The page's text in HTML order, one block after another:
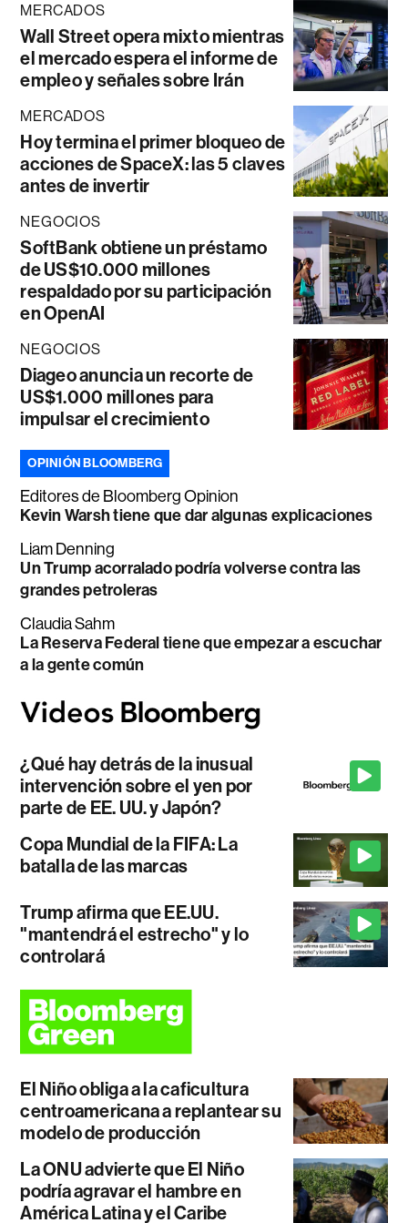
MERCADOS
Wall Street opera mixto mientras
el mercado espera el informe de
empleo y señales sobre Irán
MERCADOS
Hoy termina el primer bloqueo de
acciones de SpaceX: las 5 claves
antes de invertir
NEGOCIOS
SoftBank obtiene un préstamo
de US$10.000 millones
respaldado por su participación
en OpenAI
NEGOCIOS
Diageo anuncia un recorte de
US$1.000 millones para
impulsar el crecimiento
OPINIÓN BLOOMBERG
Editores de Bloomberg Opinion
Kevin Warsh tiene que dar algunas explicaciones
Liam Denning
Un Trump acorralado podría volverse contra las
grandes petroleras
Claudia Sahm
La Reserva Federal tiene que empezar a escuchar
a la gente común
¿Qué hay detrás de la inusual
intervención sobre el yen por
parte de EE. UU. y Japón?
Copa Mundial de la FIFA: La
batalla de las marcas
Trump afirma que EE.UU.
"mantendrá el estrecho" y lo
controlará
El Niño obliga a la caficultura
centroamericana a replantear su
modelo de producción
La ONU advierte que El Niño
podría agravar el hambre en
América Latina y el Caribe